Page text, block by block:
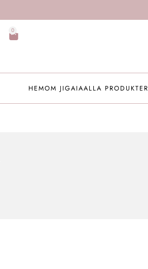
0
HEMOM JIGAIAALLA PRODUKTER